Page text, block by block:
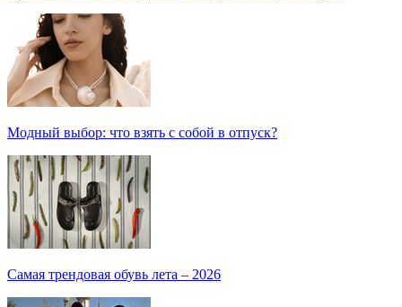
Модный выбор: что взять с собой в отпуск?
Самая трендовая обувь лета – 2026